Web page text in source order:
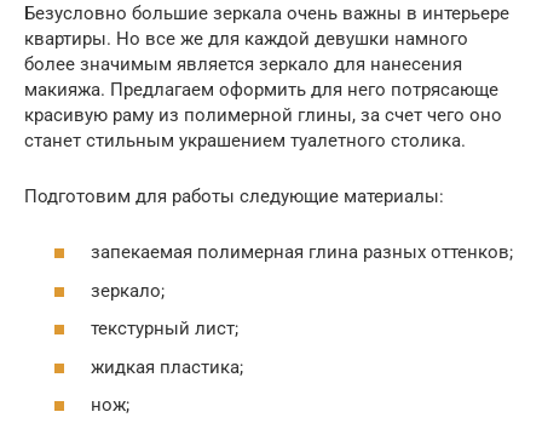
Безусловно большие зеркала очень важны в интерьере
квартиры. Но все же для каждой девушки намного
более значимым является зеркало для нанесения
макияжа. Предлагаем оформить для него потрясающе
красивую раму из полимерной глины, за счет чего оно
станет стильным украшением туалетного столика.
Подготовим для работы следующие материалы:
запекаемая полимерная глина разных оттенков;
зеркало;
текстурный лист;
жидкая пластика;
нож;